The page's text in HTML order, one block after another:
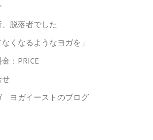
脱落者でした
なくなるようなヨガを」
：PRICE
せ
ヨガイーストのブログ